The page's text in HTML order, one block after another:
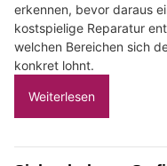
erkennen, bevor daraus
kostspielige Reparatur
welchen Bereichen sich
konkret lohnt.
Weiterlesen